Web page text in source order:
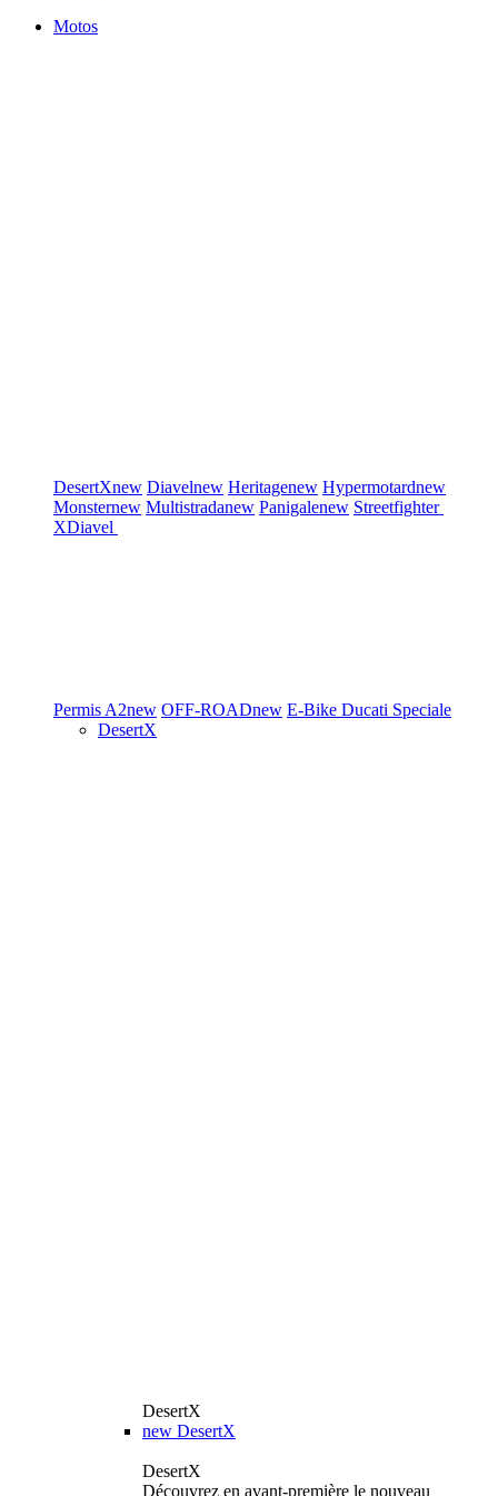
Motos
DesertXnew Diavelnew Heritagenew Hypermotardnew
Monsternew Multistradanew Panigalenew Streetfighter
XDiavel
Permis A2new OFF-ROADnew E-Bike Ducati Speciale
DesertX
DesertX
new DesertX
DesertX
Découvrez en avant-première le nouveau